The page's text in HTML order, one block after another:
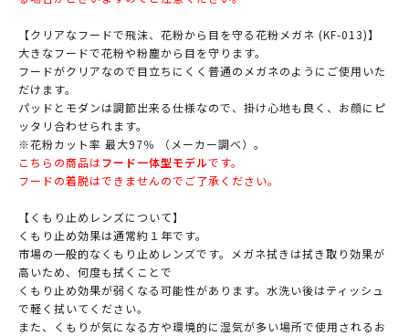
【クリアなフードで飛沫、花粉から目を守る花粉メガネ (KF-013)】
大きなフードで花粉や粉塵から目を守ります。
フードがクリアなので目立ちにくく普通のメガネのようにご使用いた
だけます。
パッドとモダンは調節出来る仕様なので、掛け心地も良く、お顔にピ
ッタリ合わせられます。
※花粉カット率 最大97％ （メーカー調べ）。
こちらの商品はフード一体型モデルです。
フードの着脱はできませんのでご了承ください。
【くもり止めレンズについて】
くもり止め効果は通常約１年です。
市場の一般的なくもり止めレンズです。メガネ拭きは拭き取り効果が
高いため、何度も拭くことで
くもり止め効果が弱くなる可能性があります。水洗い後はティッシュ
で軽く拭いてください。
また、くもりが気になる方や環境的に湿気が多い場所で使用されるお